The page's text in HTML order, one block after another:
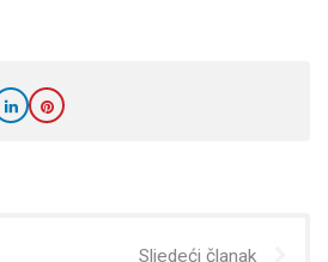
Sljedeći članak